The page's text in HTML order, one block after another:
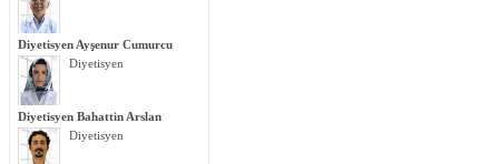
Diyetisyen Ayşenur Cumurcu
Diyetisyen
Diyetisyen Bahattin Arslan
Diyetisyen